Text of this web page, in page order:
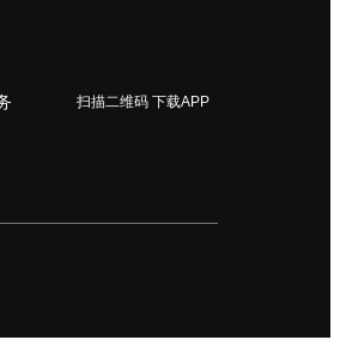
扫描二维码 下载APP